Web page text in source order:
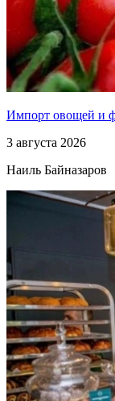
Импорт овощей и
3 августа 2026
Наиль Байназаров